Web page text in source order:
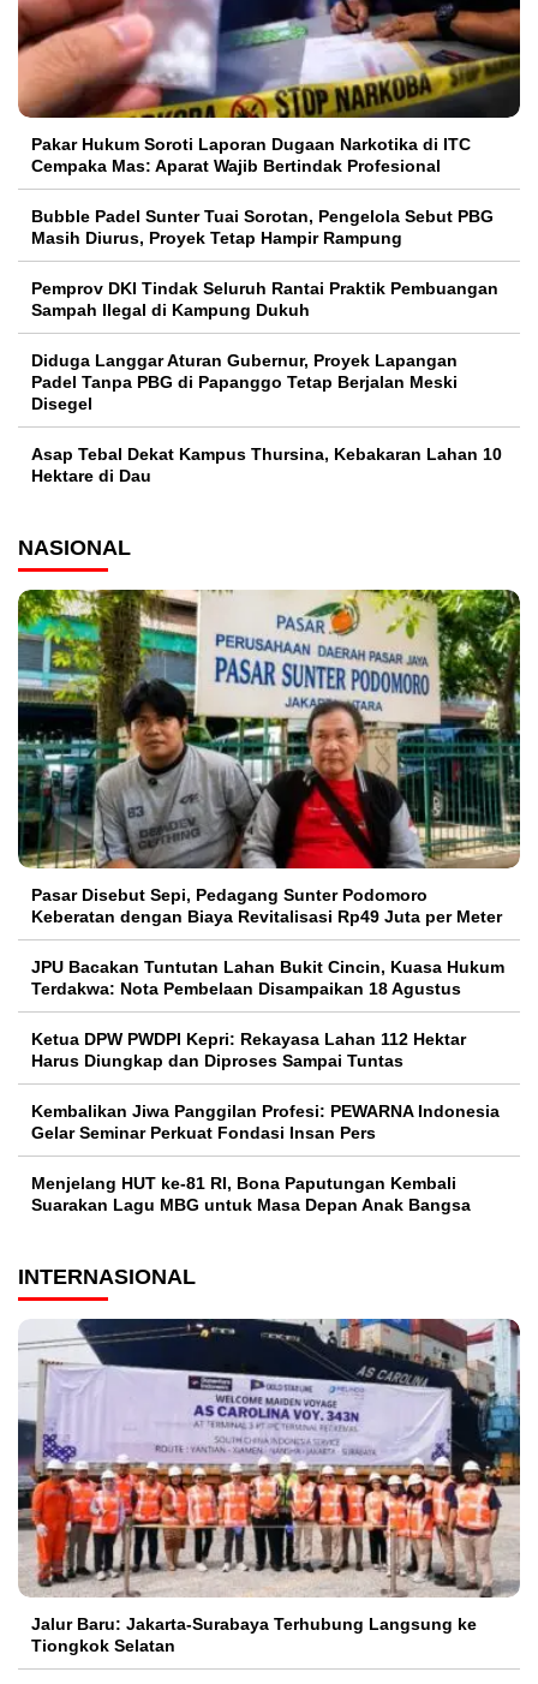
Pakar Hukum Soroti Laporan Dugaan Narkotika di ITC
Cempaka Mas: Aparat Wajib Bertindak Profesional
Bubble Padel Sunter Tuai Sorotan, Pengelola Sebut PBG
Masih Diurus, Proyek Tetap Hampir Rampung
Pemprov DKI Tindak Seluruh Rantai Praktik Pembuangan
Sampah Ilegal di Kampung Dukuh
Diduga Langgar Aturan Gubernur, Proyek Lapangan
Padel Tanpa PBG di Papanggo Tetap Berjalan Meski
Disegel
Asap Tebal Dekat Kampus Thursina, Kebakaran Lahan 10
Hektare di Dau
NASIONAL
Pasar Disebut Sepi, Pedagang Sunter Podomoro
Keberatan dengan Biaya Revitalisasi Rp49 Juta per Meter
JPU Bacakan Tuntutan Lahan Bukit Cincin, Kuasa Hukum
Terdakwa: Nota Pembelaan Disampaikan 18 Agustus
Ketua DPW PWDPI Kepri: Rekayasa Lahan 112 Hektar
Harus Diungkap dan Diproses Sampai Tuntas
Kembalikan Jiwa Panggilan Profesi: PEWARNA Indonesia
Gelar Seminar Perkuat Fondasi Insan Pers
Menjelang HUT ke-81 RI, Bona Paputungan Kembali
Suarakan Lagu MBG untuk Masa Depan Anak Bangsa
INTERNASIONAL
Jalur Baru: Jakarta-Surabaya Terhubung Langsung ke
Tiongkok Selatan